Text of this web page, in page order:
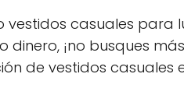
vestidos casuales para
dinero, ¡no busques
de vestidos casuales